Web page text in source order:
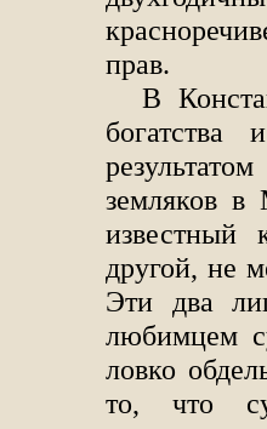
прав.
В
земляков
известный
другой, не
Эти два
любимцем
ловко
то, что